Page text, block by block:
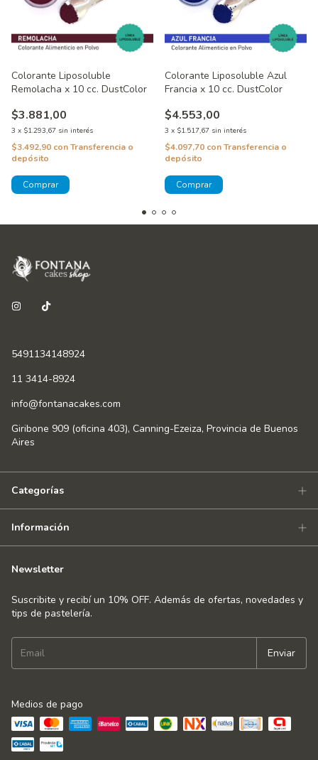
Colorante Liposoluble
Remolacha x 10 cc. DustColor
$3.881,00
3 x $1.293,67 sin interés
$3.492,90 conTransferencia o
depósito
Colorante Liposoluble Azul
Francia x 10 cc. DustColor
$4.553,00
3 x $1.517,67 sin interés
$4.097,70 conTransferencia o
depósito
5491134148924
11 3414-8924
info@fontanacakes.com
Giribone 909 (oficina 403), Canning-Ezeiza, Provincia de Buenos
Aires
Categorías
Información
Newsletter
Suscribite y recibí un 10% OFF. Además de ofertas, novedades y
tips de pastelería.
Medios de pago